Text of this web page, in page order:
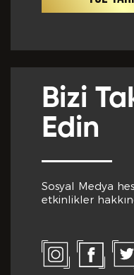
Bizi
Edin
Sosyal Medya
etkinlikler
E-Posta *
Eğitim Bilgileri
Bize Kaç Yıldız